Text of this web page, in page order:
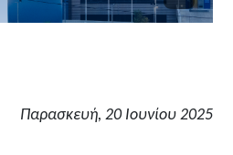
Παρασκευή, 20 Ιουνίου 2025